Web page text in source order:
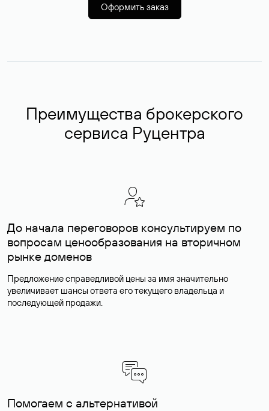
Оформить заказ
Преимущества брокерского
сервиса Руцентра
До начала переговоров консультируем по
вопросам ценообразования на вторичном
рынке доменов
Предложение справедливой цены за имя значительно
увеличивает шансы ответа его текущего владельца и
последующей продажи.
Помогаем с альтернативой